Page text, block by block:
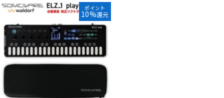
ポイント
10%還元